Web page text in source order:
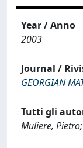
Year / Anno
2003
Journal /
GEORGIAN
Tutti gli
Muliere, Pietro;